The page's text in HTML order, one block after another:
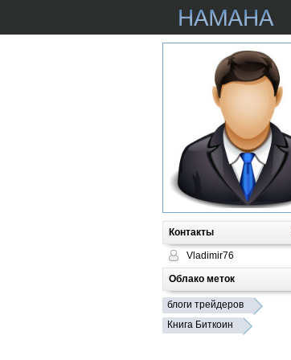
Контакты
Vladimir76
Облако меток
блоги трейдеров
Книга Биткоин